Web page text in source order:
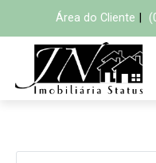
Área do Cliente